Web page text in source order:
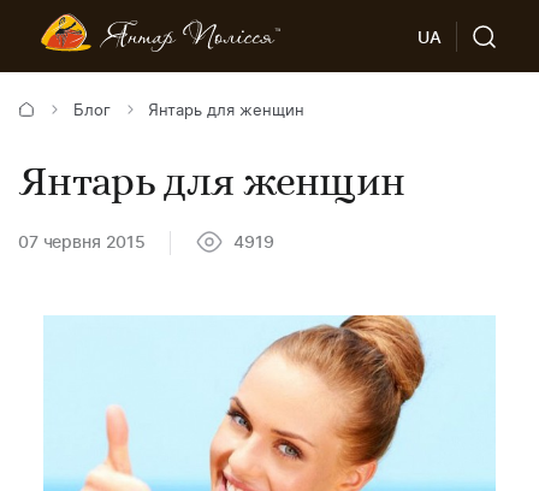
UA
Блог Янтарь для женщин
Янтарь для женщин
07 червня 2015 4919